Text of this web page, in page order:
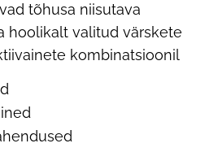
tõhusa niisutava
hoolikalt valitud värskete
kombinatsioonil